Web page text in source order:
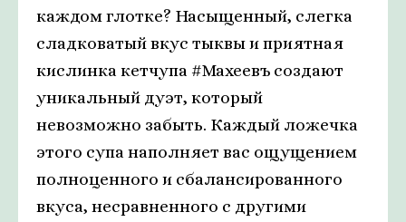
каждом глотке? Насыщенный, слегка
сладковатый вкус тыквы и приятная
кислинка кетчупа #Махеевъ создают
уникальный дуэт, который
невозможно забыть. Каждый ложечка
этого супа наполняет вас ощущением
полноценного и сбалансированного
вкуса, несравненного с другими